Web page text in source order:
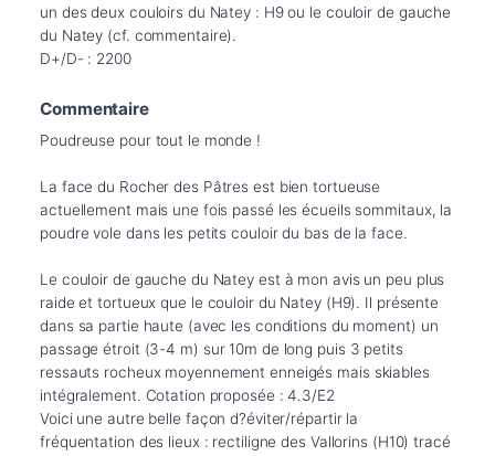
un des deux couloirs du Natey : H9 ou le couloir de gauche
du Natey (cf. commentaire).
D+/D- : 2200
Commentaire
Poudreuse pour tout le monde !
La face du Rocher des Pâtres est bien tortueuse
actuellement mais une fois passé les écueils sommitaux, la
poudre vole dans les petits couloir du bas de la face.
Le couloir de gauche du Natey est à mon avis un peu plus
raide et tortueux que le couloir du Natey (H9). Il présente
dans sa partie haute (avec les conditions du moment) un
passage étroit (3-4 m) sur 10m de long puis 3 petits
ressauts rocheux moyennement enneigés mais skiables
intégralement. Cotation proposée : 4.3/E2
Voici une autre belle façon d?éviter/répartir la
fréquentation des lieux : rectiligne des Vallorins (H10) tracé